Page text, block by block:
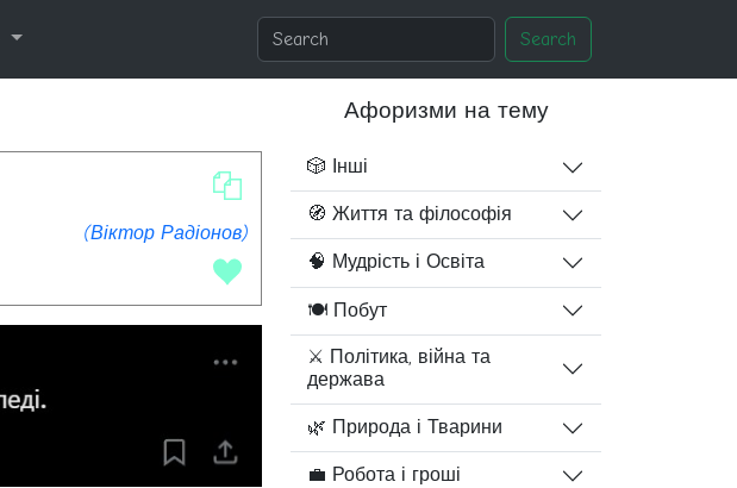
Search
(Віктор Радіонов)
Афоризми на тему
🎲 Інші
🧭 Життя та філософія
🧠 Мудрість і Освіта
🍽️ Побут
⚔️ Політика, війна та
держава
🌿 Природа і Тварини
💼 Робота і гроші